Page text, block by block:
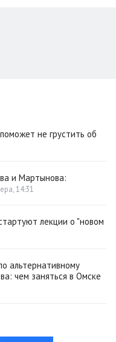
не грустить об
и Мартынова:
14:31
лекции о "новом
альтернативному
чем заняться в Омске